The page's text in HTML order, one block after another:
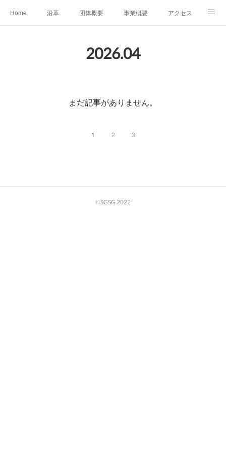
Home 沿革 団体概要 事業概要 アクセス
中期計画（2026-2031）
2026.04
まだ記事がありません。
1 2 3
©SGSG 2022